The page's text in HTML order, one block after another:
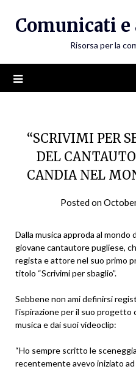
Comunicati
Risorsa per la
“SCRIVIMI PER
DEL
CANDIA NEL
Posted on
Dalla musica approda al mondo
giovane cantautore pugliese,
regista e attore nel suo primo
titolo “Scrivimi per sbaglio”.
Sebbene non ami definirsi
l’ispirazione per il suo progetto
musica e dai suoi videoclip:
“Ho sempre scritto le
recentemente avevo iniziato